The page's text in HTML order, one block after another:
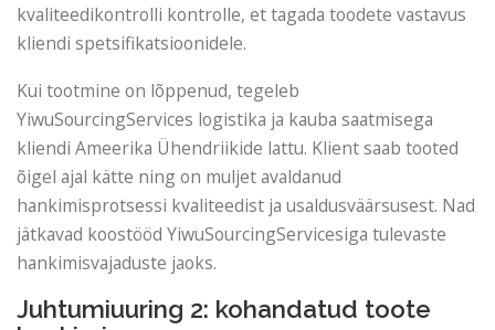
kvaliteedikontrolli kontrolle, et tagada toodete vastavus
kliendi spetsifikatsioonidele.
Kui tootmine on lõppenud, tegeleb
YiwuSourcingServices logistika ja kauba saatmisega
kliendi Ameerika Ühendriikide lattu. Klient saab tooted
õigel ajal kätte ning on muljet avaldanud
hankimisprotsessi kvaliteedist ja usaldusväärsusest. Nad
jätkavad koostööd YiwuSourcingServicesiga tulevaste
hankimisvajaduste jaoks.
Juhtumiuuring 2: kohandatud toote